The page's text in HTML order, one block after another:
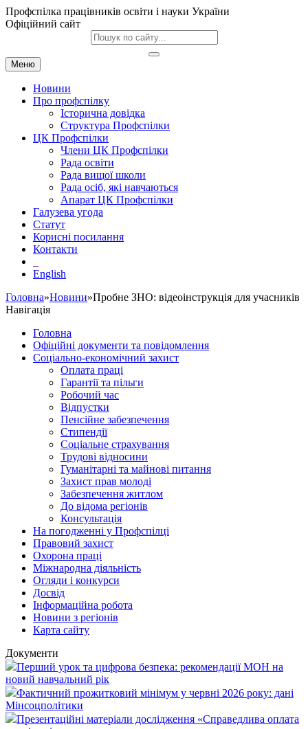
Профспілка працівників освіти і науки України
Офіційний сайт
Меню
Новини
Про профспілку
Історична довідка
Структура Профспілки
ЦК Профспілки
Члени ЦК Профспілки
Рада освіти
Рада вищої школи
Рада осіб, які навчаються
Апарат ЦК Профспілки
Галузева угода
Статут
Корисні посилання
Контакти
English
Головна»Новини»Пробне ЗНО: відеоінструкція для учасників
Навігація
Головна
Офіційні документи та повідомлення
Соціально-економічний захист
Оплата праці
Гарантії та пільги
Робочий час
Відпустки
Пенсійне забезпечення
Стипендії
Соціальне страхування
Трудові відносини
Гуманітарні та майнові питання
Захист прав молоді
Забезпечення житлом
До відома регіонів
Консультація
На погодженні у Профспілці
Правовий захист
Охорона праці
Міжнародна діяльність
Огляди і конкурси
Досвід
Інформаційна робота
Новини з регіонів
Карта сайту
Документи
Перший урок та цифрова безпека: рекомендації МОН на
новий навчальний рік
Фактичний прожитковий мінімум у червні 2026 року: дані
Мінсоцполітики
Презентаційні матеріали дослідження «Справедлива оплата